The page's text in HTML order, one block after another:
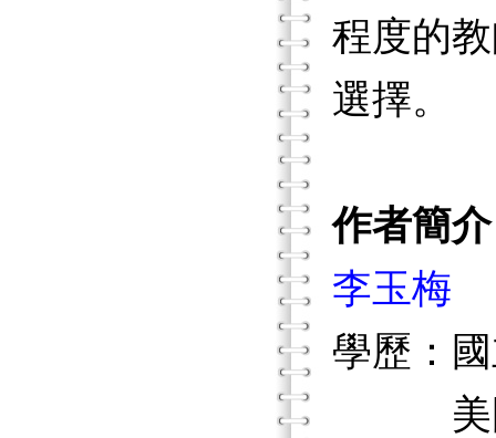
程度的
選擇。
作者簡介
李玉梅
學歷：
美國